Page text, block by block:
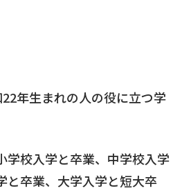
年生まれの人の役に立つ学
学校入学と卒業、中学校入学
と卒業、大学入学と短大卒